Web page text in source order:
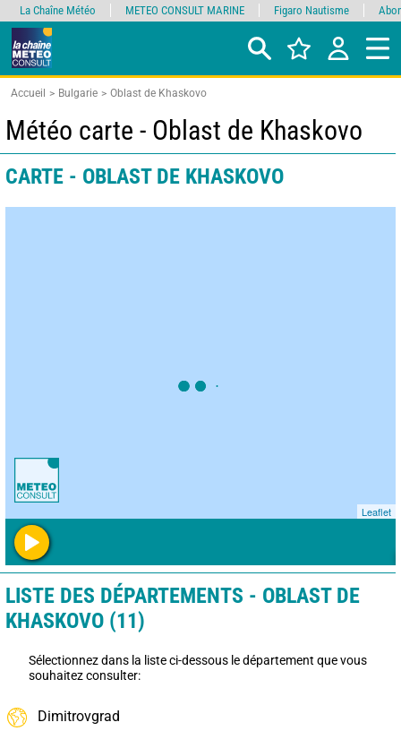
Accueil Bulgarie Oblast de Khaskovo
Météo carte - Oblast de Khaskovo
CARTE - OBLAST DE KHASKOVO
Leaflet
LISTE DES DÉPARTEMENTS - OBLAST DE
KHASKOVO (11)
Sélectionnez dans la liste ci-dessous le département que vous
souhaitez consulter:
Dimitrovgrad
La Chaîne Météo METEO CONSULT MARINE Figaro Nautisme